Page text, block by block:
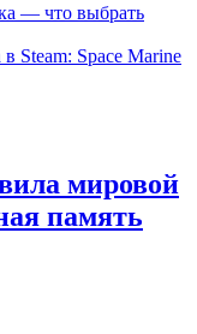
— что выбрать
Steam: Space Marine
мировой
память